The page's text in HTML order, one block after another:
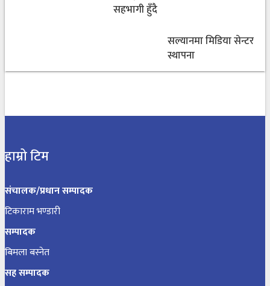
सहभागी हुँदै
सल्यानमा मिडिया सेन्टर
स्थापना
हाम्रो टिम
संचालक/प्रधान सम्पादक
टिकाराम भण्डारी
सम्पादक
बिमला बस्नेत
सह सम्पादक